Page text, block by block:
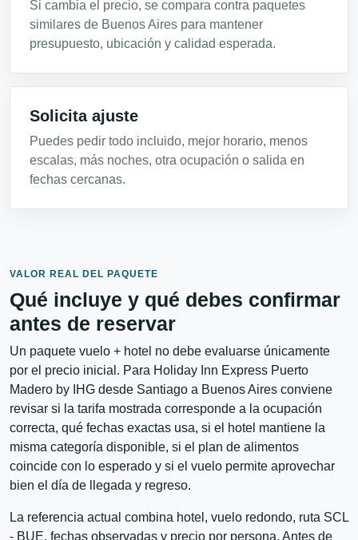
Si cambia el precio, se compara contra paquetes
similares de Buenos Aires para mantener
presupuesto, ubicación y calidad esperada.
Solicita ajuste
Puedes pedir todo incluido, mejor horario, menos
escalas, más noches, otra ocupación o salida en
fechas cercanas.
VALOR REAL DEL PAQUETE
Qué incluye y qué debes confirmar
antes de reservar
Un paquete vuelo + hotel no debe evaluarse únicamente
por el precio inicial. Para Holiday Inn Express Puerto
Madero by IHG desde Santiago a Buenos Aires conviene
revisar si la tarifa mostrada corresponde a la ocupación
correcta, qué fechas exactas usa, si el hotel mantiene la
misma categoría disponible, si el plan de alimentos
coincide con lo esperado y si el vuelo permite aprovechar
bien el día de llegada y regreso.
La referencia actual combina hotel, vuelo redondo, ruta SCL
- BUE, fechas observadas y precio por persona. Antes de